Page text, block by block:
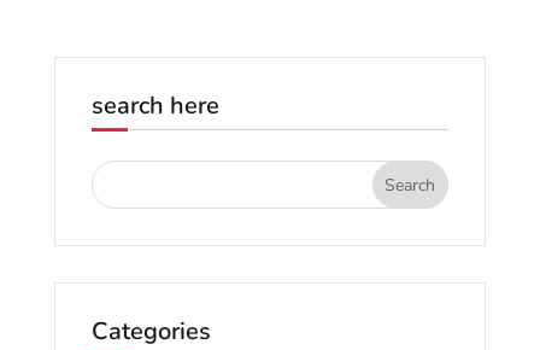
search here
Categories